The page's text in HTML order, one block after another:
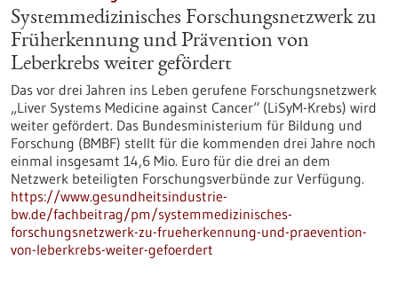
Systemmedizinisches Forschungsnetzwerk zu
Früherkennung und Prävention von
Leberkrebs weiter gefördert
Das vor drei Jahren ins Leben gerufene Forschungsnetzwerk
„Liver Systems Medicine against Cancer“ (LiSyM-Krebs) wird
weiter gefördert. Das Bundesministerium für Bildung und
Forschung (BMBF) stellt für die kommenden drei Jahre noch
einmal insgesamt 14,6 Mio. Euro für die drei an dem
Netzwerk beteiligten Forschungsverbünde zur Verfügung.
https://www.gesundheitsindustrie-
bw.de/fachbeitrag/pm/systemmedizinisches-
forschungsnetzwerk-zu-frueherkennung-und-praevention-
von-leberkrebs-weiter-gefoerdert